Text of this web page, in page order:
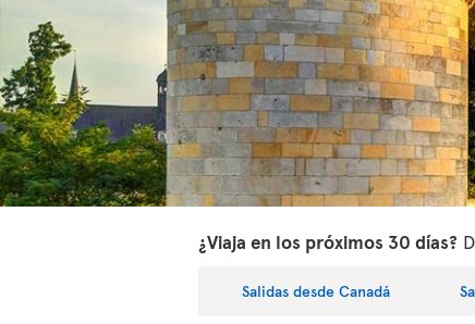
¿Viaja en los próximos 30 días?
Salidas desde Canadá